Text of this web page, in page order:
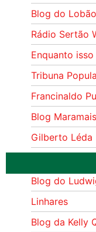
Blog do Lobão
Rádio Sertão
Enquanto
Tribuna
Francinaldo
Blog Maramais
Gilberto Léda
Blog do
Linhares
Blog da Kelly